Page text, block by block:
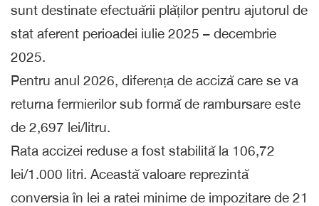
sunt destinate efectuării plăților pentru ajutorul de
stat aferent perioadei iulie 2025 – decembrie
2025.
Pentru anul 2026, diferența de acciză care se va
returna fermierilor sub formă de rambursare este
de 2,697 lei/litru.
Rata accizei reduse a fost stabilită la 106,72
lei/1.000 litri. Această valoare reprezintă
conversia în lei a ratei minime de impozitare de 21